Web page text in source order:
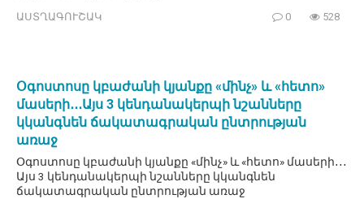
ԱՍՏՂԱԳՈՒՇԱԿ 0 528
Օգոստոսը կբաժանի կյանքը «մինչ» և «հետո»
մասերի․․․Այս 3 կենդանակերպի նշանները
կկանգնեն ճակատագրական ընտրության
առաջ
Օգոստոսը կբաժանի կյանքը «մինչ» և «հետո» մասերի․․․
Այս 3 կենդանակերպի նշանները կկանգնեն
ճակատագրական ընտրության առաջ